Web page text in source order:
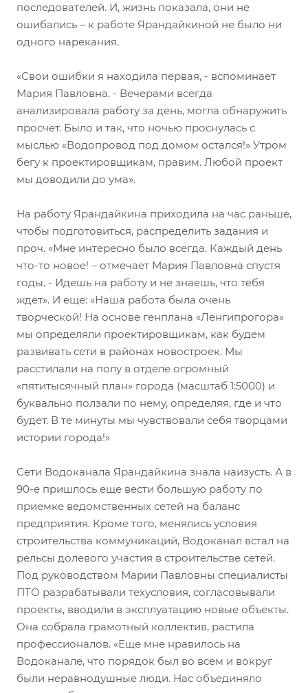
последователей. И, жизнь показала, они не
ошибались – к работе Ярандайкиной не было ни
одного нарекания.
«Свои ошибки я находила первая, - вспоминает
Мария Павловна. - Вечерами всегда
анализировала работу за день, могла обнаружить
просчет. Было и так, что ночью проснулась с
мыслью «Водопровод под домом остался!» Утром
бегу к проектировщикам, правим. Любой проект
мы доводили до ума».
На работу Ярандайкина приходила на час раньше,
чтобы подготовиться, распределить задания и
проч. «Мне интересно было всегда. Каждый день
что-то новое! – отмечает Мария Павловна спустя
годы. - Идешь на работу и не знаешь, что тебя
ждет». И еще: «Наша работа была очень
творческой! На основе генплана «Ленгипрогора»
мы определяли проектировщикам, как будем
развивать сети в районах новостроек. Мы
расстилали на полу в отделе огромный
«пятитысячный план» города (масштаб 1:5000) и
буквально ползали по нему, определяя, где и что
будет. В те минуты мы чувствовали себя творцами
истории города!»
Сети Водоканала Ярандайкина знала наизусть. А в
90-е пришлось еще вести большую работу по
приемке ведомственных сетей на баланс
предприятия. Кроме того, менялись условия
строительства коммуникаций, Водоканал встал на
рельсы долевого участия в строительстве сетей.
Под руководством Марии Павловны специалисты
ПТО разрабатывали техусловия, согласовывали
проекты, вводили в эксплуатацию новые объекты.
Она собрала грамотный коллектив, растила
профессионалов. «Еще мне нравилось на
Водоканале, что порядок был во всем и вокруг
были неравнодушные люди. Нас объединяло